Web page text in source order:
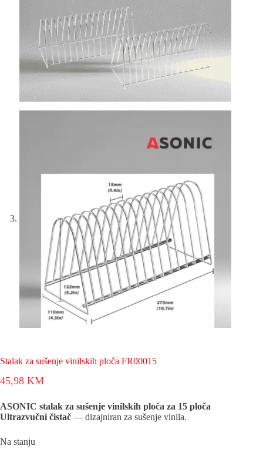
Stalak za sušenje vinilskih ploča FR00015
45,98 KM
ASONIC stalak za sušenje vinilskih ploča za 15 ploča
Ultrazvučni čistač — dizajniran za sušenje vinila.
Na stanju